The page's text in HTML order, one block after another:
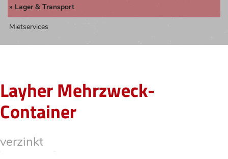
Lager & Transport
Mietservices
Layher Mehrzweck-
Container
verzinkt